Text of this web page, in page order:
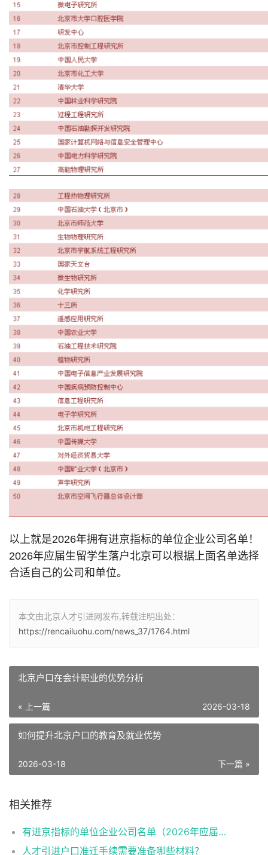
以上就是2026年拥有进京指标的单位企业公司名单！
2026年应届生留学生落户北京可以根据上面名单选择
合适自己的公司和单位。
本文由北京人才引进网发布,转载注明出处：
https://rencailuohu.com/news_37/1764.html
北京户口在会计职业的优势分析
« 上一篇 2026-03-18
如何提升北京户口的教育及就业优势
下一篇 »
2026-03-18
相关推荐
有进京指标的单位企业公司名单（2026年应届生留学生）
人才引进户口准迁手续需要准备哪些材料？